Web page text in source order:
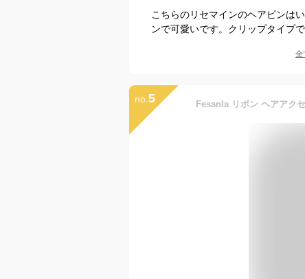
こちらのリセマインのヘアピンは
ンで可愛いです。クリップタイプ
全
no. 5